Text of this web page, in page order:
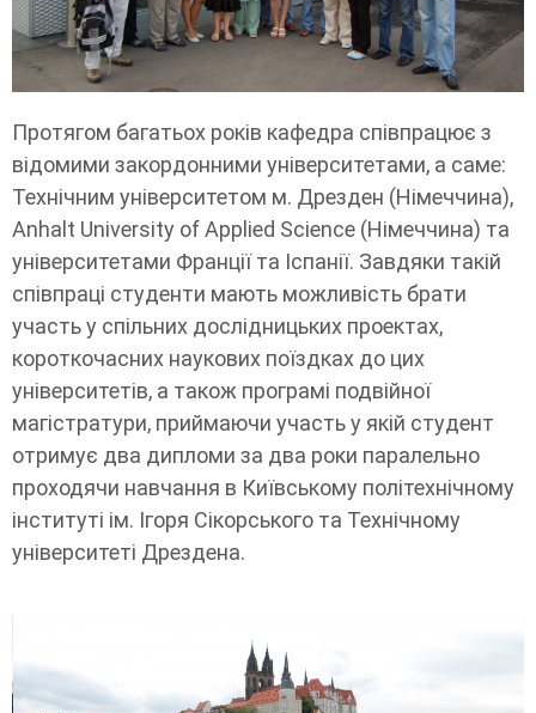
Протягом багатьох років кафедра співпрацює з
відомими закордонними університетами, а саме:
Технічним університетом м. Дрезден (Німеччина),
Anhalt University of Applied Science (Німеччина) та
університетами Франції та Іспанії. Завдяки такій
співпраці студенти мають можливість брати
участь у спільних дослідницьких проектах,
короткочасних наукових поїздках до цих
університетів, а також програмі подвійної
магістратури, приймаючи участь у якій студент
отримує два дипломи за два роки паралельно
проходячи навчання в Київському політехнічному
інституті ім. Ігоря Сікорського та Технічному
університеті Дрездена.